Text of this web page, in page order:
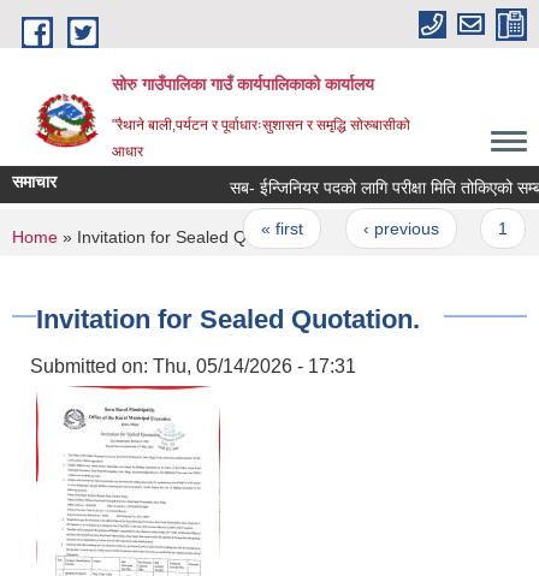
Skip to main content
सोरु गाउँपालिका गाउँ कार्यपालिकाको कार्यालय
"रैथाने बाली,पर्यटन र पूर्वाधारःसुशासन र समृद्धि सोरुबासीको
आधार
समाचार सब- ईन्जिनियर पदको लागि परीक्षा मिति तोकिएको
Pages
« first ‹ previous
You are here
Home » Invitation for Sealed Quotation.
Invitation for Sealed Quotation.
Submitted on: Thu, 05/14/2026 - 17:31